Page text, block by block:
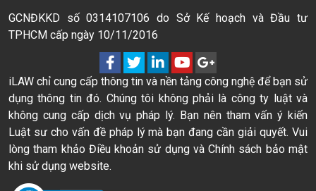
GCNĐKKD số 0314107106 do Sở Kế hoạch và Đầu tư
TPHCM cấp ngày 10/11/2016
iLAW chỉ cung cấp thông tin và nền tảng công nghệ để bạn sử
dụng thông tin đó. Chúng tôi không phải là công ty luật và
không cung cấp dịch vụ pháp lý. Bạn nên tham vấn ý kiến
Luật sư cho vấn đề pháp lý mà bạn đang cần giải quyết. Vui
lòng tham khảo Điều khoản sử dụng và Chính sách bảo mật
khi sử dụng website.